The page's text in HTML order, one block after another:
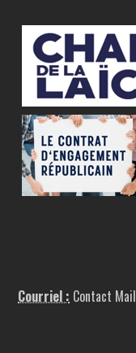
Courriel : Contact Mail